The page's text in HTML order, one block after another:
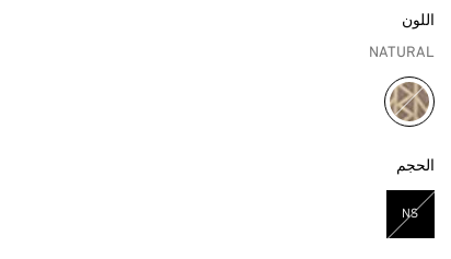
اللون
NATURAL
مختار
الحجم
NS
مختار